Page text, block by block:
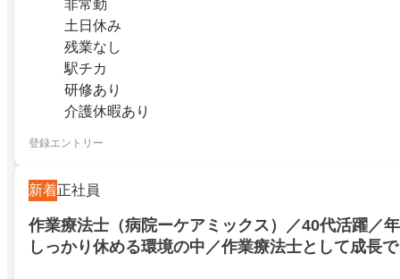
非常勤
土日休み
残業なし
駅チカ
研修あり
介護休暇あり
登録エントリー
新着正社員
作業療法士（病院ーケアミックス）／40代活躍／
しっかり休める環境の中／作業療法士として成長